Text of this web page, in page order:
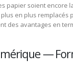
papier soient encore
plus en plus remplacés
des avantages en
—